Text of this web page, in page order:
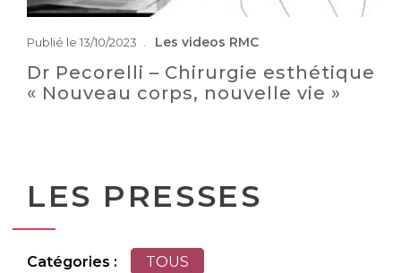
Publié le 13/10/2023 Les videos RMC
Dr Pecorelli – Chirurgie esthétique
« Nouveau corps, nouvelle vie »
LES PRESSES
Catégories : TOUS